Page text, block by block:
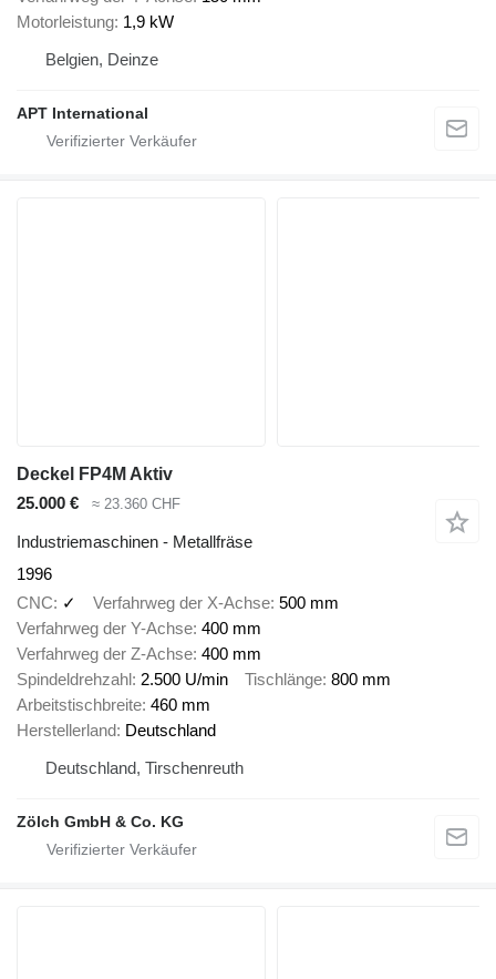
Motorleistung 1,9 kW
Belgien, Deinze
APT International
Deckel FP4M Aktiv
25.000 €
≈ 23.360 CHF
Industriemaschinen - Metallfräse
1996
CNC
✓ Verfahrweg der X-Achse 500 mm
Verfahrweg der Y-Achse 400 mm
Verfahrweg der Z-Achse 400 mm
Spindeldrehzahl 2.500 U/min Tischlänge 800 mm
Arbeitstischbreite 460 mm
Herstellerland Deutschland
Deutschland, Tirschenreuth
Zölch GmbH & Co. KG